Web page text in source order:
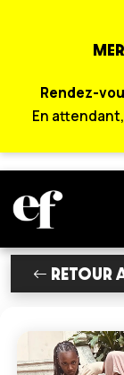
Rendez-
En
RETOUR